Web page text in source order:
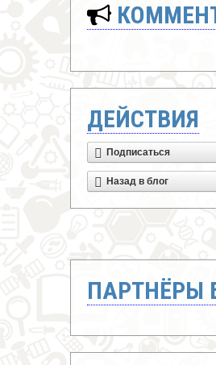
ДЕЙСТВИЯ
Подписаться
Назад в блог
ПАРТНЁРЫ